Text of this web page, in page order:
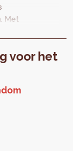
Met
die
voor het